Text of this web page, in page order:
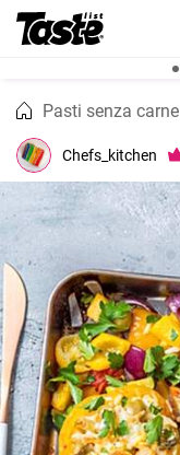
Pasti senza carne
Chefs_kitchen